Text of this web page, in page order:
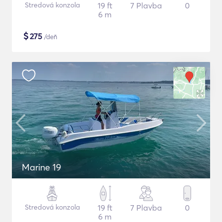
Stredová konzola
19 ft
6 m
7 Plavba 0
$275 /deň
Marine 19
Stredová konzola
19 ft
6 m
7 Plavba 0